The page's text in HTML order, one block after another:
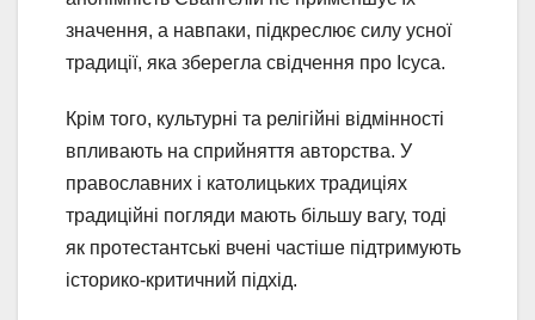
значення, а навпаки, підкреслює силу усної
традиції, яка зберегла свідчення про Ісуса.
Крім того, культурні та релігійні відмінності
впливають на сприйняття авторства. У
православних і католицьких традиціях
традиційні погляди мають більшу вагу, тоді
як протестантські вчені частіше підтримують
історико-критичний підхід.